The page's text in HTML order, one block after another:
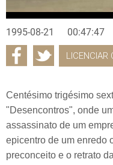
1995-08-21 00:47:47
LICENCIAR
Centésimo trigésimo
"Desencontros", onde
assassinato de um
epicentro de um enredo
preconceito e o retrato